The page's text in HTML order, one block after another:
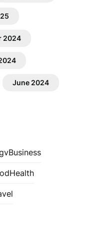
2024
June 2024
Business
Health